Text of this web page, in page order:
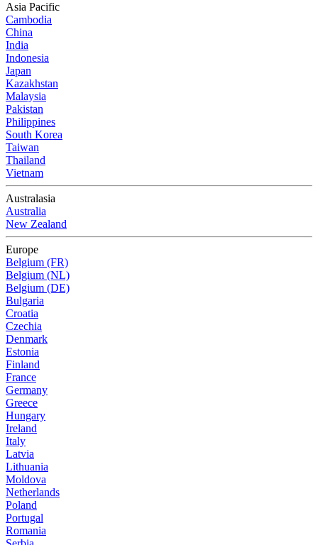
Asia Pacific
Cambodia
China
India
Indonesia
Japan
Kazakhstan
Malaysia
Pakistan
Philippines
South Korea
Taiwan
Thailand
Vietnam
Australasia
Australia
New Zealand
Europe
Belgium (FR)
Belgium (NL)
Belgium (DE)
Bulgaria
Croatia
Czechia
Denmark
Estonia
Finland
France
Germany
Greece
Hungary
Ireland
Italy
Latvia
Lithuania
Moldova
Netherlands
Poland
Portugal
Romania